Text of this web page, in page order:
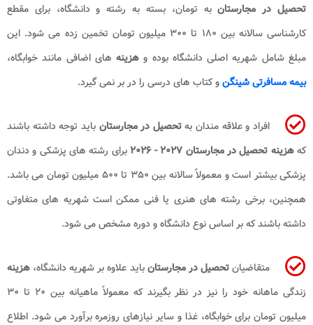
تحصیل در مجارستانبه تومان، بسته به رشته و دانشگاه، برای مقطع
کارشناسی سالانه بین ۱۸۰ تا ۳۰۰ میلیون تومان تخمین زده می شود. این
مبلغ شامل شهریه اصلی دانشگاه بوده و هزینه های اضافی مانند خوابگاه،
بیمه مسافرتی شینگنو کتاب های درسی را در بر نمی گیرد.
افراد و علاقه مندان بهتحصیل در مجارستانباید توجه داشته باشند
کههزینه تحصیل در مجارستان ۲۰۲۷ - ۲۰۲۶
برای رشته های پزشکی و دندان
پزشکی بیشتر است و معمولاً سالانه بین ۳۵۰ تا ۵۰۰ میلیون تومان می باشد.
همچنین، برخی رشته های هنری یا فنی ممکن است شهریه های متفاوتی
داشته باشند که بر اساس نوع دانشگاه و دوره مشخص می شود.
متقاضیانتحصیل در مجارستانباید علاوه بر شهریه دانشگاه، هزینه
زندگی ماهانه خود را نیز در نظر بگیرند که معمولاً ماهیانه بین ۲۰ تا ۳۰
میلیون تومان برای خوابگاه، غذا و سایر نیازهای روزمره برآورد می شود. اطلاع